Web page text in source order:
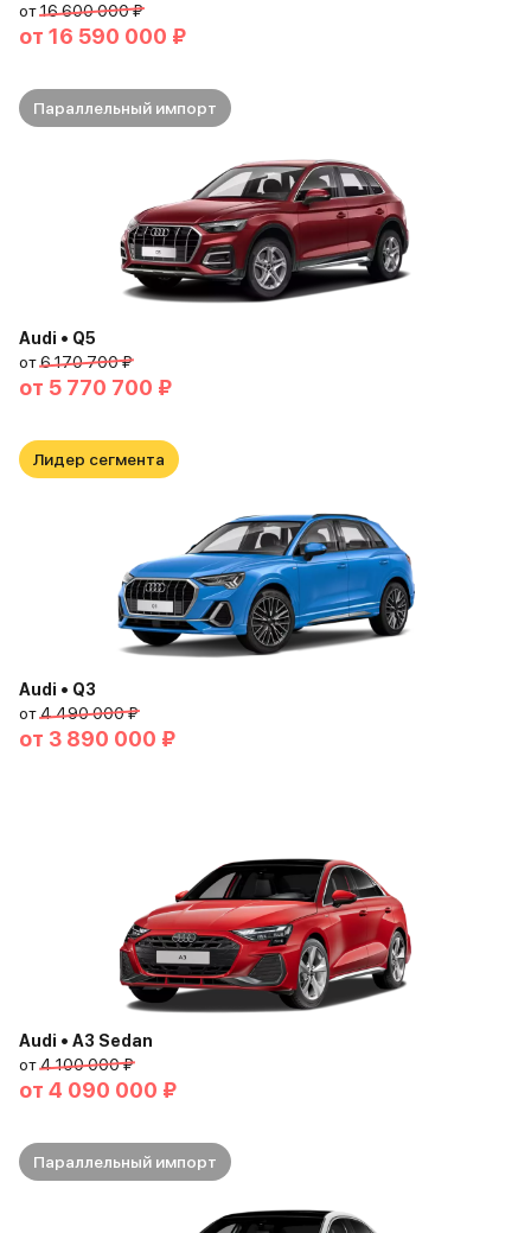
от16 600 000 ₽
от 16 590 000 ₽
Параллельный импорт
Audi • Q5
от6 170 700 ₽
от 5 770 700 ₽
Лидер сегмента
Audi • Q3
от4 490 000 ₽
от 3 890 000 ₽
Audi • A3 Sedan
от4 100 000 ₽
от 4 090 000 ₽
Параллельный импорт